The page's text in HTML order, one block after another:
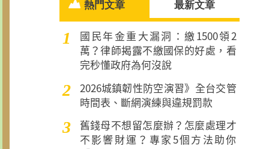
熱門文章 最新文章
1
國民年金重大漏洞：繳1500領2
萬？律師揭露不繳國保的好處，看
完秒懂政府為何沒說
2
2026城鎮韌性防空演習》全台交管
時間表、斷網演練與違規罰款
3
舊錢母不想留怎麼辦？怎麼處理才
不影響財運？專家5個方法助你